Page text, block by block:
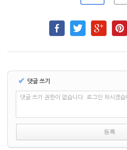
✔ 댓글 쓰기
댓글 쓰기 권한이 없습니다. 로그인 하시겠습